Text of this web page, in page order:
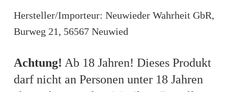
Hersteller/Importeur: Neuwieder Wahrheit GbR,
Burweg 21, 56567 Neuwied
Achtung! Ab 18 Jahren! Dieses Produkt
darf nicht an Personen unter 18 Jahren